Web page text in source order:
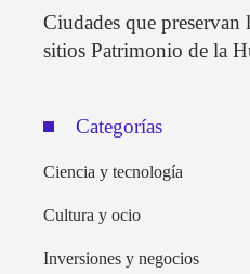
Ciudades que preservan
sitios Patrimonio de la
Categorías
Ciencia y tecnología
Cultura y ocio
Inversiones y negocios